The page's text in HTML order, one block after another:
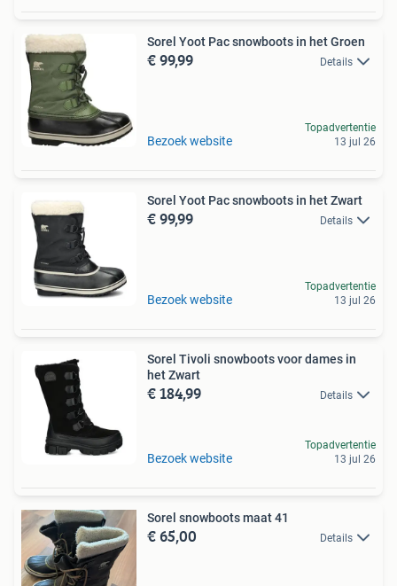
Sorel Yoot Pac snowboots in het Groen
€ 99,99 Details
Bezoek website
Topadvertentie
13 jul 26
Sorel Yoot Pac snowboots in het Zwart
€ 99,99 Details
Bezoek website
Topadvertentie
13 jul 26
Sorel Tivoli snowboots voor dames in
het Zwart
€ 184,99 Details
Bezoek website
Topadvertentie
13 jul 26
Sorel snowboots maat 41
€ 65,00 Details